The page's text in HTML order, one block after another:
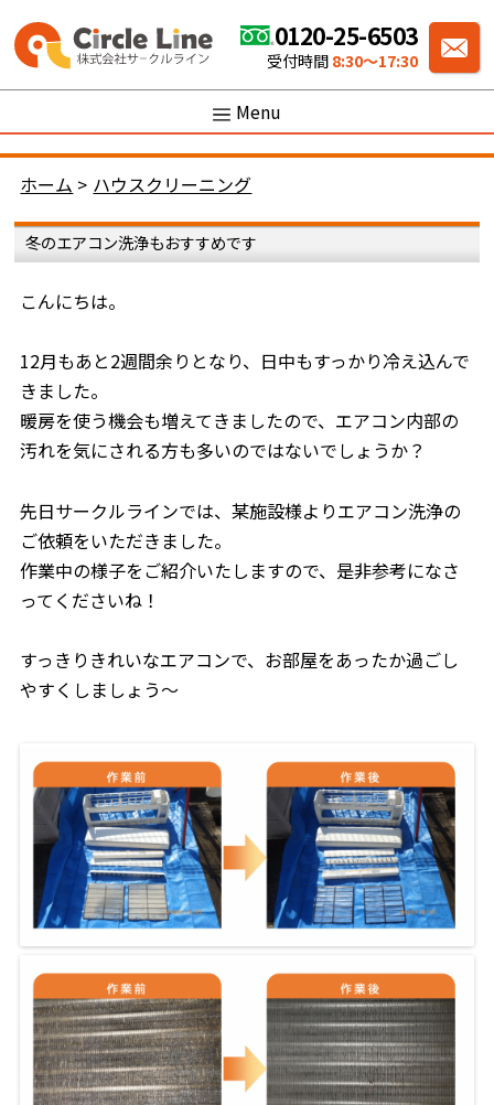
0120-25-6503
受付時間 8:30〜17:30
Menu
ホーム > ハウスクリーニング
冬のエアコン洗浄もおすすめです
こんにちは。
12月もあと2週間余りとなり、日中もすっかり冷え込んで
きました。
暖房を使う機会も増えてきましたので、エアコン内部の
汚れを気にされる方も多いのではないでしょうか？
先日サークルラインでは、某施設様よりエアコン洗浄の
ご依頼をいただきました。
作業中の様子をご紹介いたしますので、是非参考になさ
ってくださいね！
すっきりきれいなエアコンで、お部屋をあったか過ごし
やすくしましょう～